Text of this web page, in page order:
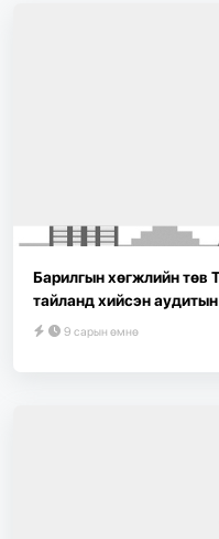
Барилгын хөгжлийн төв
тайланд хийсэн
9 сарын өмнө